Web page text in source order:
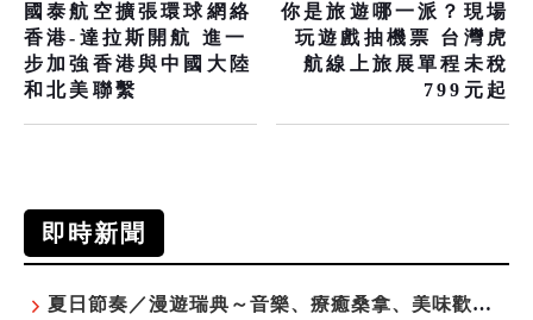
國泰航空擴張環球網絡
香港-達拉斯開航 進一
步加強香港與中國大陸
和北美聯繫
你是旅遊哪一派？現場
玩遊戲抽機票 台灣虎
航線上旅展單程未稅
799元起
即時新聞
夏日節奏／漫遊瑞典～音樂、療癒桑拿、美味歡樂螯蝦節